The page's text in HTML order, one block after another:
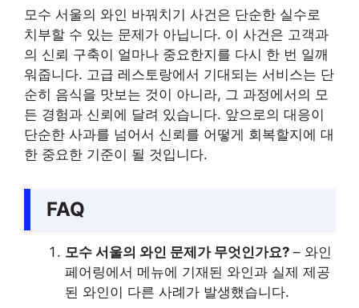
모수 서울의 와인 바꿔치기 사건은 단순한 실수로
치부할 수 있는 문제가 아닙니다. 이 사건은 고객과
의 신뢰 구축이 얼마나 중요한지를 다시 한 번 일깨
워줍니다. 고급 레스토랑에서 기대되는 서비스는 단
순히 음식을 맛보는 것이 아니라, 그 과정에서의 모
든 경험과 신뢰에 달려 있습니다. 앞으로의 대응이
단순한 사과를 넘어서 신뢰를 어떻게 회복할지에 대
한 중요한 기준이 될 것입니다.
FAQ
모수 서울의 와인 문제가 무엇인가요? – 와인
페어링에서 메뉴에 기재된 와인과 실제 제공
된 와인이 다른 사례가 발생했습니다.